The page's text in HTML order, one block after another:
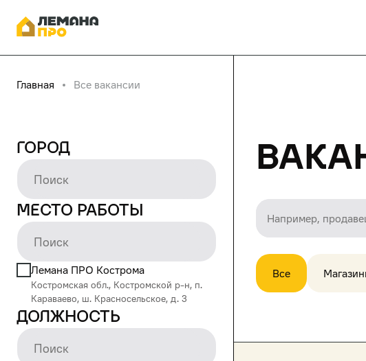
Главная Все вакансии
Город
Место работы
Лемана ПРО Кострома
Костромская обл., Костромской р-н, п.
Караваево, ш. Красносельское, д. 3
Должность
Все